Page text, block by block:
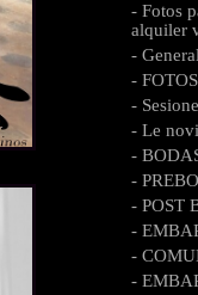
- Fotos
alquiler
-
-
-
- Le
-
-
- POST
-
-
-